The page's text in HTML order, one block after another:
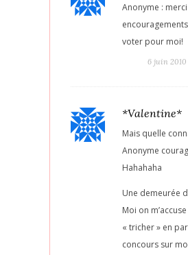
Anonyme :
voter pour moi!
6 juin 2010
*Valentine*
Mais quelle
Anonyme
Hahahaha
Une demeurée
Moi on
« tricher » en
concours sur